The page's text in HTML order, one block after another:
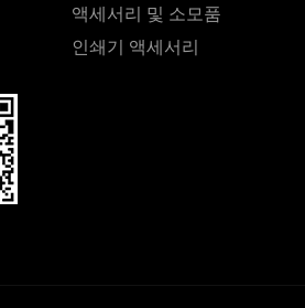
액세서리 및 소모품
인쇄기 액세서리